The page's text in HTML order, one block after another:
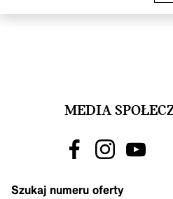
MEDIA
Szukaj numeru oferty